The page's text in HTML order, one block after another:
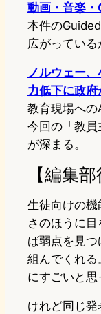
動画・音楽
本件の
広がっている
ノルウェー
力低下に政
教育現場への
今回の「教
が深まる。
【編集部
生徒向けの機
さのほうに
ば弱点を見
組んでくれ
にすごいと思
けれど同じ